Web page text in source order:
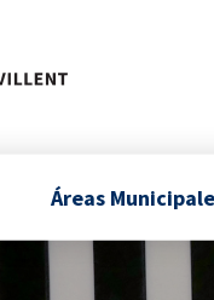
Áreas